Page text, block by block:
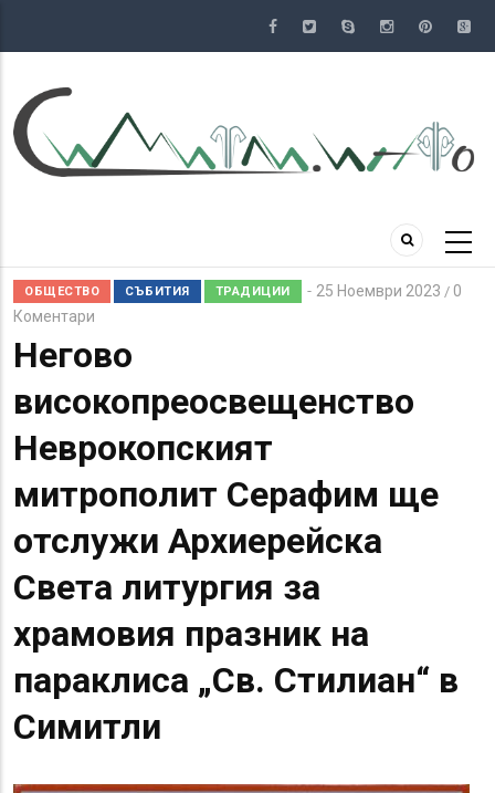
съдържание
ОБЩЕСТВО СЪБИТИЯ ТРАДИЦИИ 25 Ноември 2023 / 0
Коментари
Негово
високопреосвещенство
Неврокопският
митрополит Серафим ще
отслужи Архиерейска
Света литургия за
храмовия празник на
параклиса „Св. Стилиан“ в
Симитли